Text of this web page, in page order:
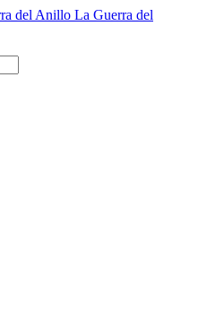
La Guerra del